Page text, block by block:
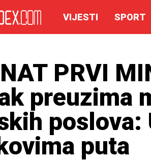
VIJESTI SPORT
PRVI
preuzima
poslova:
puta